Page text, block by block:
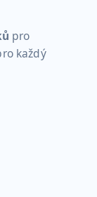
pro
každý